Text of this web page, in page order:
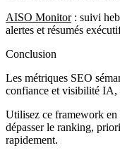
AISO Monitor: suivi
alertes et résumés
Conclusion
Les métriques SEO
confiance et visibilité IA,
Utilisez ce framework en
dépasser le ranking,
rapidement.